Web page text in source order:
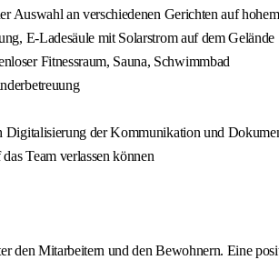
Auswahl an verschiedenen Gerichten auf
E-Ladesäule mit Solarstrom auf dem Gelände
Fitnessraum, Sauna, Schwimmbad
der Kommunikation und
Team verlassen können
den Mitarbeitern und den Bewohnern. Eine